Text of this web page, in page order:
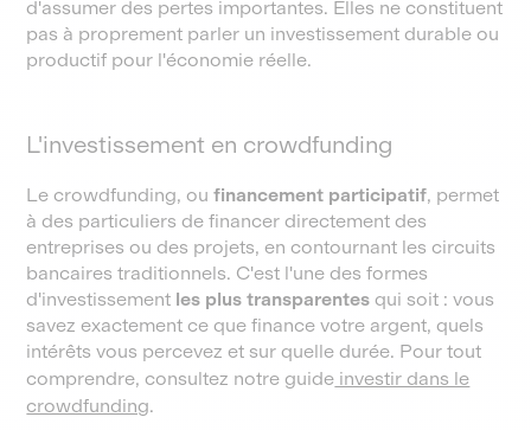
d'assumer des pertes importantes. Elles ne constituent
pas à proprement parler un investissement durable ou
productif pour l'économie réelle.
L'investissement en crowdfunding
Le crowdfunding, ou financement participatif, permet
à des particuliers de financer directement des
entreprises ou des projets, en contournant les circuits
bancaires traditionnels. C'est l'une des formes
d'investissement les plus transparentes qui soit : vous
savez exactement ce que finance votre argent, quels
intérêts vous percevez et sur quelle durée. Pour tout
comprendre, consultez notre guide investir dans le
crowdfunding.